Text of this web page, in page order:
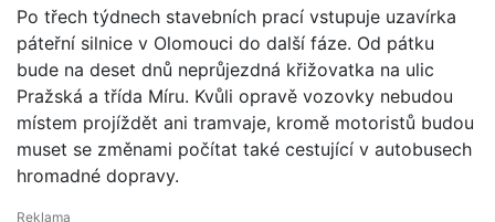
Po třech týdnech stavebních prací vstupuje uzavírka
páteřní silnice v Olomouci do další fáze. Od pátku
bude na deset dnů neprůjezdná křižovatka na ulic
Pražská a třída Míru. Kvůli opravě vozovky nebudou
místem projíždět ani tramvaje, kromě motoristů budou
muset se změnami počítat také cestující v autobusech
hromadné dopravy.